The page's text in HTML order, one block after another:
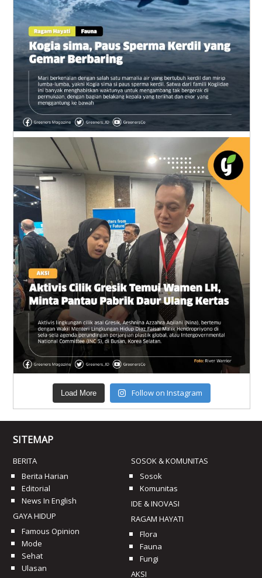
Load More Follow on Instagram
SITEMAP
BERITA
Berita Harian
Editorial
News In English
GAYA HIDUP
Famous Opinion
Mode
Sehat
Ulasan
SOSOK & KOMUNITAS
Sosok
Komunitas
IDE & INOVASI
RAGAM HAYATI
Flora
Fauna
Fungi
AKSI